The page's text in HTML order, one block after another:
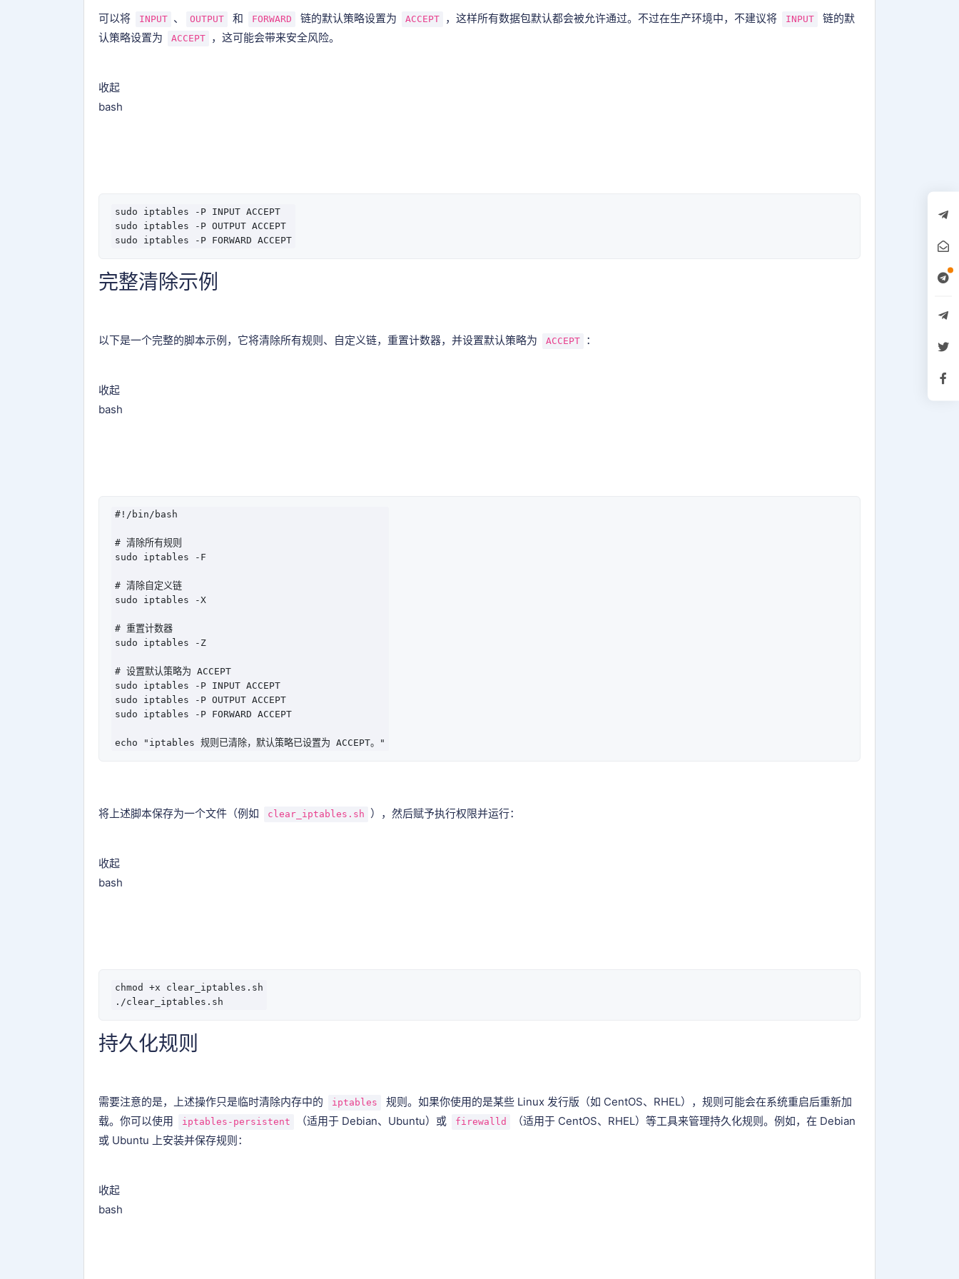
可以将 INPUT 、 OUTPUT 和 FORWARD 链的默认策略设置为 ACCEPT ，这样所有数据包默认都会被允许通过。不过在生产环境中，不建议将 INPUT
链的默
认策略设置为
ACCEPT ，这可能会带来安全风险。
收起
bash
sudo iptables -P INPUT ACCEPT
sudo iptables -P OUTPUT ACCEPT
完整清除示例
以下是一个完整的脚本示例，它将清除所有规则、自定义链，重置计数器，并设置默认策略为 ACCEPT ：
收起
bash
#!/bin/bash
# 清除所有规则
sudo iptables -F
# 清除自定义链
sudo iptables -X
# 重置计数器
sudo iptables -Z
# 设置默认策略为 ACCEPT
sudo iptables -P INPUT ACCEPT
sudo iptables -P OUTPUT ACCEPT
sudo iptables -P FORWARD ACCEPT
将上述脚本保存为一个文件（例如 clear_iptables.sh ），然后赋予执行权限并运行：
收起
bash
chmod +x clear_iptables.sh
持久化规则
需要注意的是，上述操作只是临时清除内存中的 iptables
规则。如果你使用的是某些 Linux 发行版（如 CentOS、RHEL），规则可能会在系统重启后重新加
载。你可以使用
iptables-persistent （适用于 Debian、Ubuntu）或 firewalld
（适用于 CentOS、RHEL）等工具来管理持久化规则。例如，在 Debian
或 Ubuntu 上安装并保存规则：
收起
bash